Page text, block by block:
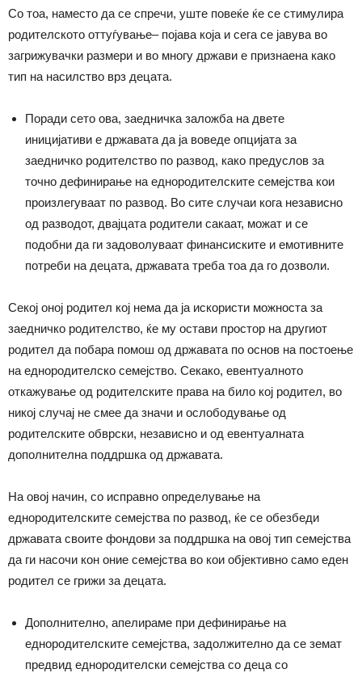
Со тоа, наместо да се спречи, уште повеќе ќе се стимулира
родителското оттуѓување– појава која и сега се јавува во
загрижувачки размери и во многу држави е признаена како
тип на насилство врз децата.
Поради сето ова, заедничка заложба на двете
иницијативи е државата да ја воведе опцијата за
заедничко родителство по развод, како предуслов за
точно дефинирање на еднородителските семејства кои
произлегуваат по развод. Во сите случаи кога независно
од разводот, двајцата родители сакаат, можат и се
подобни да ги задоволуваат финансиските и емотивните
потреби на децата, државата треба тоа да го дозволи.
Секој оној родител кој нема да ја искористи можноста за
заедничко родителство, ќе му остави простор на другиот
родител да побара помош од државата по основ на постоење
на еднородителско семејство. Секако, евентуалното
откажување од родителските права на било кој родител, во
никој случај не смее да значи и ослободување од
родителските обврски, независно и од евентуалната
дополнителна поддршка од државата.
На овој начин, со исправнo определување на
еднородителските семејства по развод, ќе се обезбеди
државата своите фондови за поддршка на овој тип семејства
да ги насочи кон оние семејства во кои објективно само еден
родител се грижи за децата.
Дополнително, апелираме при дефинирање на
еднородителските семејства, задолжително да се земат
предвид еднородителски семејства со деца со